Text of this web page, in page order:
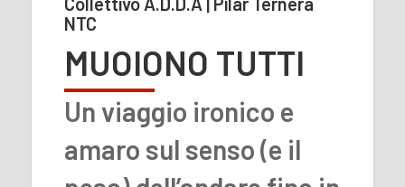
NTC
MUOIONO TUTTI
Un viaggio ironico e
amaro sul senso (e il